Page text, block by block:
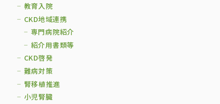
教育入院
CKD地域連携
専門病院紹介
紹介用書類等
CKD啓発
難病対策
腎移植推進
小児腎臓